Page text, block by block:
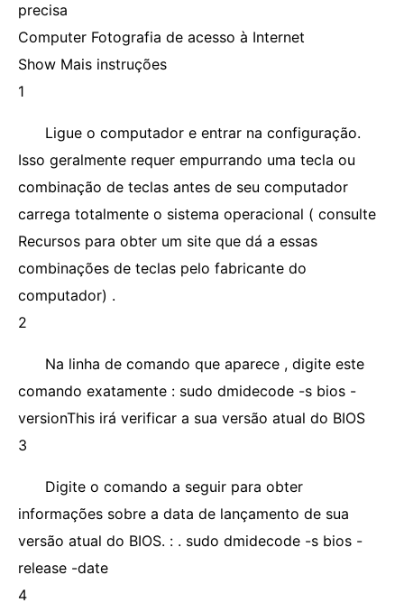
precisa
Computer Fotografia de acesso à Internet
Show Mais instruções
1
Ligue o computador e entrar na configuração.
Isso geralmente requer empurrando uma tecla ou
combinação de teclas antes de seu computador
carrega totalmente o sistema operacional ( consulte
Recursos para obter um site que dá a essas
combinações de teclas pelo fabricante do
computador) .
2
Na linha de comando que aparece , digite este
comando exatamente : sudo dmidecode -s bios -
versionThis irá verificar a sua versão atual do BIOS
3
Digite o comando a seguir para obter
informações sobre a data de lançamento de sua
versão atual do BIOS. : . sudo dmidecode -s bios -
release -date
4